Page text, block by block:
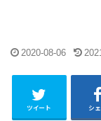
2020-08-06
ツイート シ